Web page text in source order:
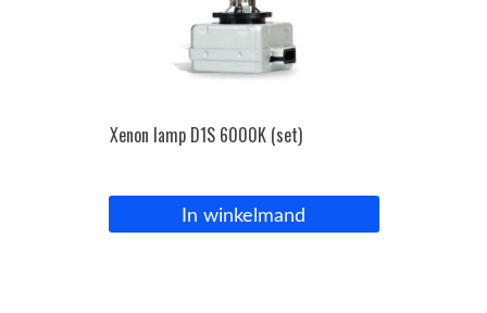
Xenon lamp D1S 6000K (set)
In winkelmand